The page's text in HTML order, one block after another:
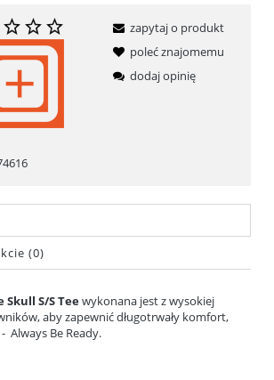
zapytaj o produkt
poleć znajomemu
dodaj opinię
(0)
S/S Teewykonana jest z wysokiej
aby zapewnić długotrwały komfort,
Always Be Ready.